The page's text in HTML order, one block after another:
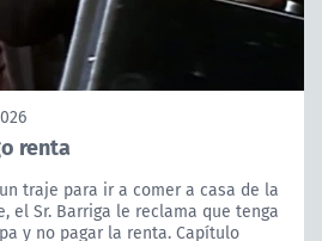
renta
traje para ir a comer a casa de la
el Sr. Barriga le reclama que tenga
y no pagar la renta. Capítulo